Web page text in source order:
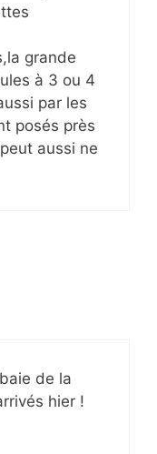
grande
à 3 ou 4
par les
posés près
aussi ne
de la
hier !